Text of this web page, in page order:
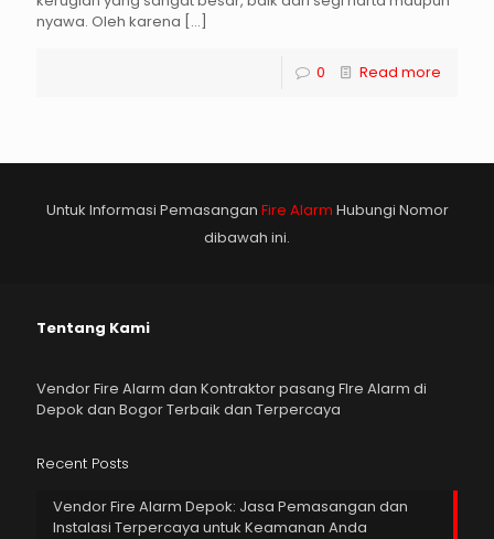
nyawa. Oleh karena […]
0 Read more
Untuk Informasi Pemasangan Fire Alarm Hubungi Nomor
dibawah ini.
Tentang Kami
Vendor Fire Alarm dan Kontraktor pasang FIre Alarm di
Depok dan Bogor Terbaik dan Terpercaya
Recent Posts
Vendor Fire Alarm Depok: Jasa Pemasangan dan
Instalasi Terpercaya untuk Keamanan Anda